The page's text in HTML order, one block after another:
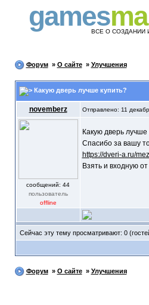
gamesВСЕ О СОЗДАНИИ
Форум» О сайте» Улучшения
Какую дверь лучше купить?
novemberz Отправлено: 11
cообщений: 44
пользователь
offline
Какую дверь лучше
Спасибо за вашу
https://dveri-a.ru/
Взять и входную
Сейчас эту тему просматривают: 0
Форум» О сайте» Улучшения